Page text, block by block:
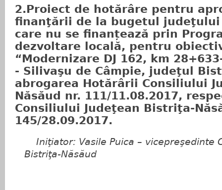
2.Proiect de hotărâre pentru
finanţării de la bugetul
care nu se finanțează prin
dezvoltare locală, pentru
“Modernizare DJ 162, km
- Silivaşu de Câmpie, judeţul
abrogarea Hotărârii Consiliului
Năsăud nr. 111/11.08.2017,
Consiliului Judeţean Bistriţa-
145/28.09.2017.
Iniţiator: Vasile Puica – vicepreşedinte
Bistriţa-Năsăud